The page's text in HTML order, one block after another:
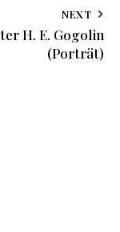
NEXT
H. E. Gogolin
(Porträt)